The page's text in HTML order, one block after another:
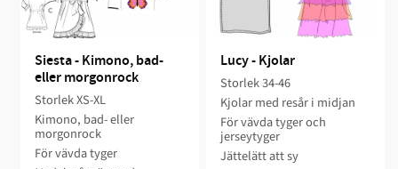
Siesta - Kimono, bad-
eller morgonrock
Storlek XS-XL​
Kimono, bad- eller
morgonrock​​
För vävda tyger
Lucy - Kjolar
Storlek 34-46​
Kjolar med resår i midjan​​​​
För vävda ​tyger och
jerseytyger
​​Jättelätt att sy​​​